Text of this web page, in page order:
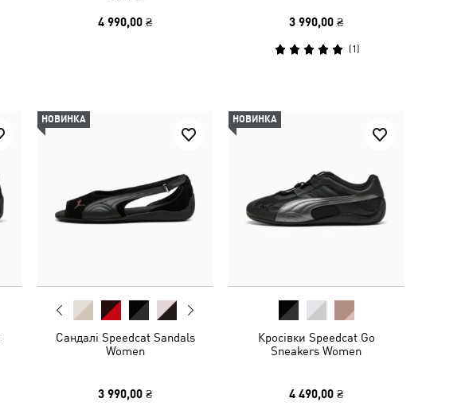
4 990,00 ₴ 3 990,00 ₴
(1 )
НОВИНКА
Сандалі Speedcat Sandals
Women
3 990,00 ₴
НОВИНКА
Кросівки Speedcat Go
Sneakers Women
4 490,00 ₴